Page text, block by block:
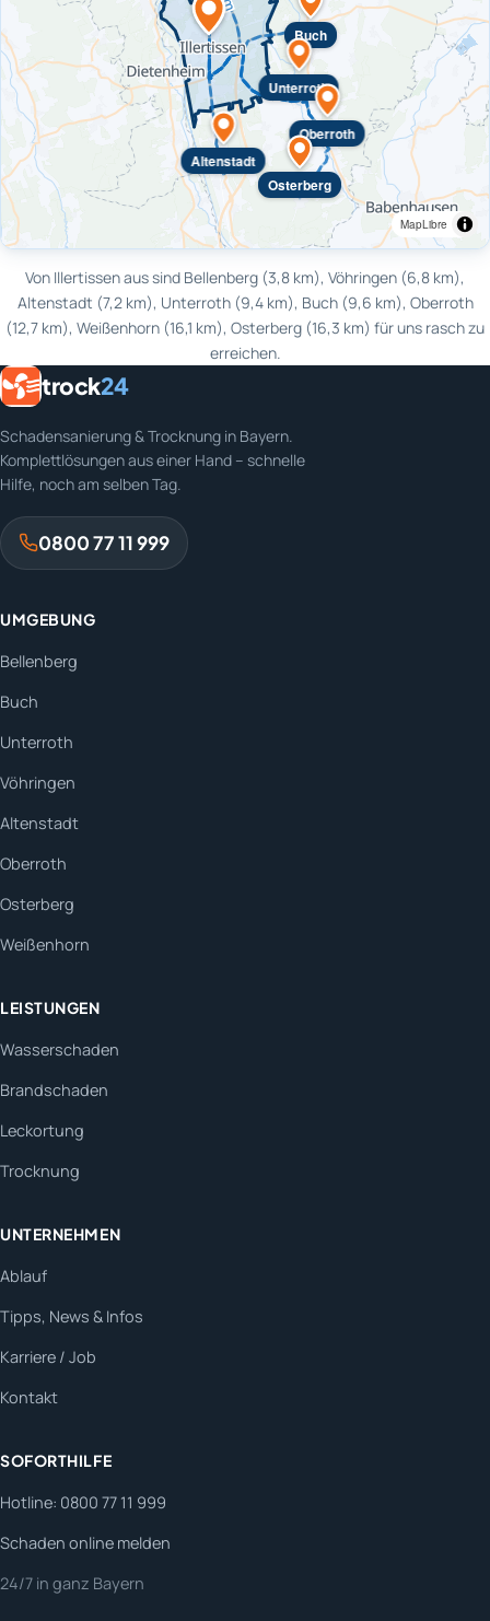
Buch
Unterroth
Altenstadt
Oberroth
Osterberg
MapLibre
Von Illertissen aus sind Bellenberg (3,8 km), Vöhringen (6,8 km),
Altenstadt (7,2 km), Unterroth (9,4 km), Buch (9,6 km), Oberroth
(12,7 km), Weißenhorn (16,1 km), Osterberg (16,3 km) für uns rasch zu
erreichen.
trock24
Schadensanierung & Trocknung in Bayern.
Komplettlösungen aus einer Hand – schnelle
Hilfe, noch am selben Tag.
0800 77 11 999
UMGEBUNG
Bellenberg
Buch
Unterroth
Vöhringen
Altenstadt
Oberroth
Osterberg
Weißenhorn
LEISTUNGEN
Wasserschaden
Brandschaden
Leckortung
Trocknung
UNTERNEHMEN
Ablauf
Tipps, News & Infos
Karriere / Job
Kontakt
SOFORTHILFE
Hotline: 0800 77 11 999
Schaden online melden
24/7 in ganz Bayern